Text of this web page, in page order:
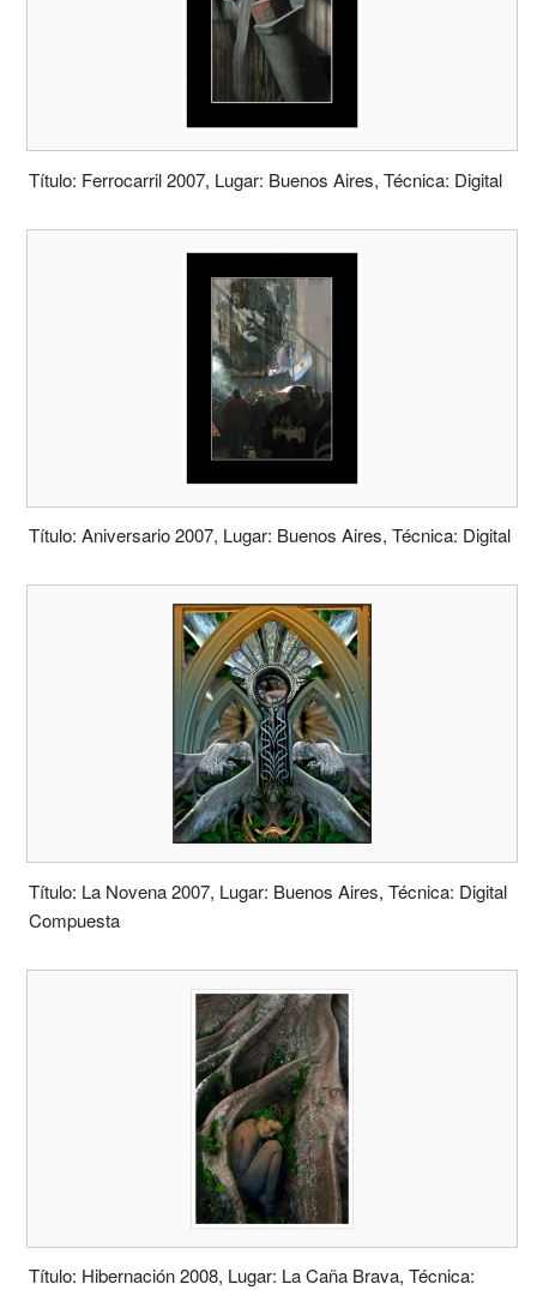
Título: Ferrocarril 2007, Lugar: Buenos Aires, Técnica: Digital
Título: Aniversario 2007, Lugar: Buenos Aires, Técnica: Digital
Título: La Novena 2007, Lugar: Buenos Aires, Técnica: Digital
Compuesta
Título: Hibernación 2008, Lugar: La Caña Brava, Técnica: